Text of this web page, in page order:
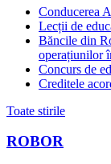
Conducerea
Lecții de
Băncile din
operațiunilor
Concurs de
Creditele
Toate stirile
ROBOR